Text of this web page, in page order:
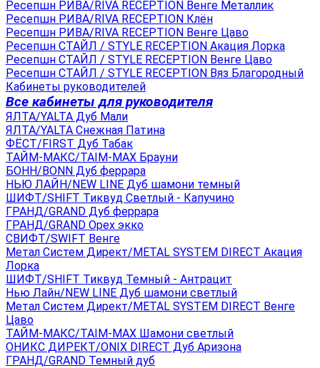
Ресепшн РИВА/RIVA RECEPTION Венге Металлик
Ресепшн РИВА/RIVA RECEPTION Клён
Ресепшн РИВА/RIVA RECEPTION Венге Цаво
Ресепшн СТАЙЛ / STYLE RECEPTION Акация Лорка
Ресепшн СТАЙЛ / STYLE RECEPTION Венге Цаво
Ресепшн СТАЙЛ / STYLE RECEPTION Вяз Благородный
Кабинеты руководителей
Все кабинеты для руководителя
ЯЛТА/YALTA Дуб Мали
ЯЛТА/YALTA Снежная Патина
ФЁСТ/FIRST Дуб Табак
ТАЙМ-МАКС/TAIM-MAX Брауни
БОНН/BONN Дуб феррара
НЬЮ ЛАЙН/NEW LINE Дуб шамони темный
ШИФТ/SHIFT Тиквуд Светлый - Капучино
ГРАНД/GRAND Дуб феррара
ГРАНД/GRAND Орех экко
СВИФТ/SWIFT Венге
Метал Систем Директ/METAL SYSTEM DIRECT Акация
Лорка
ШИФТ/SHIFT Тиквуд Темный - Антрацит
Нью Лайн/NEW LINE Дуб шамони светлый
Метал Систем Директ/METAL SYSTEM DIRECT Венге
Цаво
ТАЙМ-МАКС/TAIM-MAX Шамони светлый
ОНИКС ДИРЕКТ/ONIX DIRECT Дуб Аризона
ГРАНД/GRAND Темный дуб